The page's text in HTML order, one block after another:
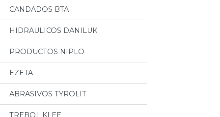
CANDADOS BTA
HIDRAULICOS DANILUK
PRODUCTOS NIPLO
EZETA
ABRASIVOS TYROLIT
TREBOL KLEE